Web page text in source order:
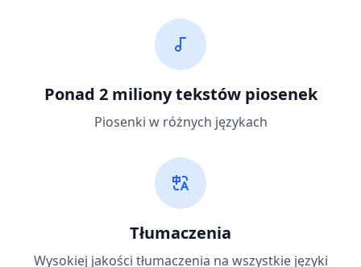
Ponad 2 miliony tekstów piosenek
Piosenki w różnych językach
Tłumaczenia
Wysokiej jakości tłumaczenia na wszystkie języki